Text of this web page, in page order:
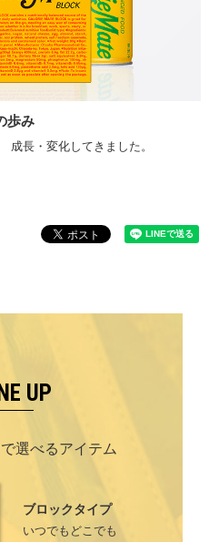
歩み
成長・変化してきました。
UP
選べるアイテム
ブロックタイプ
いつでもどこでも